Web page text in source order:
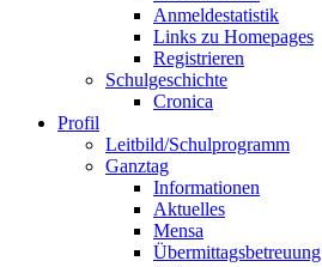
Anmeldestatistik
Links zu Homepages
Registrieren
Schulgeschichte
Cronica
Profil
Leitbild/Schulprogramm
Ganztag
Informationen
Aktuelles
Mensa
Übermittagsbetreuung